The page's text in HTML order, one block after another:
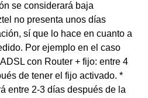
se considerará baja
no presenta unos días
sí que lo hace en cuanto a
Por ejemplo en el caso
con Router + fijo: entre 4
de tener el fijo activado. *
entre 2-3 días después de la